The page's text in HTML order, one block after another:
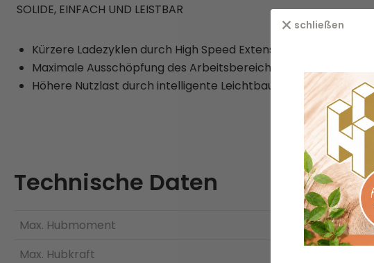
SOLIDE, EINFACH UND LEISTBAR
Kürzere Ladezyklen durch High Speed Extension
Maximale Ausschöpfung des Arbeitsbereichs durch HPSC
Höhere Nutzlast durch intelligente Leichtbauweise
Technische Daten
Max. Hubmoment
Max. Hubkraft
schließen